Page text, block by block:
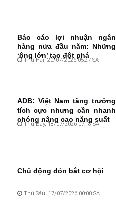
Báo cáo lợi nhuận ngân
hàng nửa đầu năm: Những
‘ông lớn’ tạo đột phá
Thứ Hai, 20/07/2026 05:27 SA
ADB: Việt Nam tăng trưởng
tích cực nhưng cần nhanh
chóng nâng cao năng suất
Thứ Bảy, 18/07/2026 07:18 SA
Chủ động đón bắt cơ hội
Thứ Sáu, 17/07/2026 00:00 SA